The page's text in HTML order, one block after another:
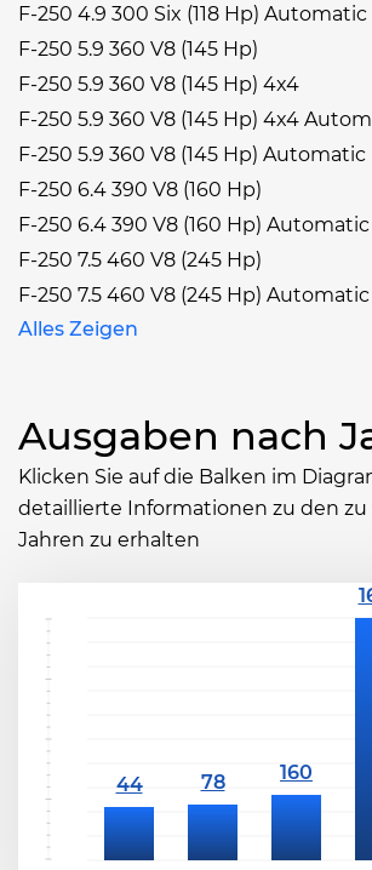
F-250 4.9 300 Six (118 Hp) Automatic
F-250 5.9 360 V8 (145 Hp)
F-250 5.9 360 V8 (145 Hp) 4x4
F-250 5.9 360 V8 (145 Hp) 4x4
F-250 5.9 360 V8 (145 Hp) Automatic
F-250 6.4 390 V8 (160 Hp)
F-250 6.4 390 V8 (160 Hp) Automatic
F-250 7.5 460 V8 (245 Hp)
F-250 7.5 460 V8 (245 Hp) Automatic
Alles Zeigen
Ausgaben nach
Klicken Sie auf die Balken im
detaillierte Informationen zu den
Jahren zu erhalten